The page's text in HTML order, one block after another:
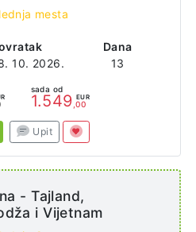
10. 2026.
Dana
13
mesta
sada od
1.549 EUR
,00
Upit
- Tajland,
i Vijetnam